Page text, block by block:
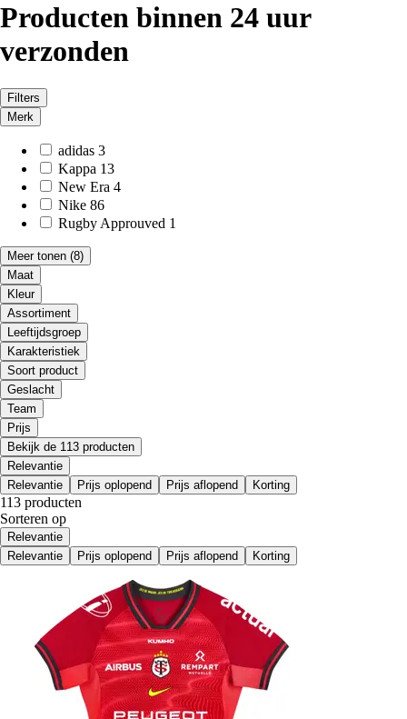
Producten binnen 24 uur
verzonden
Filters
Merk
adidas 3
Kappa 13
New Era 4
Nike 86
Rugby Approuved 1
Meer tonen (8)
Maat
Kleur
Assortiment
Leeftijdsgroep
Karakteristiek
Soort product
Geslacht
Team
Prijs
Bekijk de 113 producten
Relevantie
Relevantie
Prijs oplopend Prijs aflopend Korting
113 producten
Sorteren op
Relevantie
Relevantie
Prijs oplopend Prijs aflopend Korting